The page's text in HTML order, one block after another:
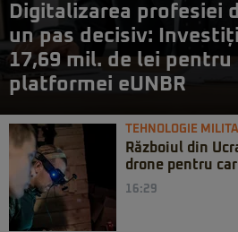
Digitalizarea profesiei
un pas decisiv:
17,69 mil. de lei pentru
platformei eUNBR
TEHNOLOGIE
Războiul din
drone pentru
16:29